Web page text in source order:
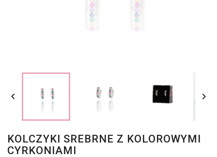
 
KOLCZYKI SREBRNE Z KOLOROWYMI
CYRKONIAMI